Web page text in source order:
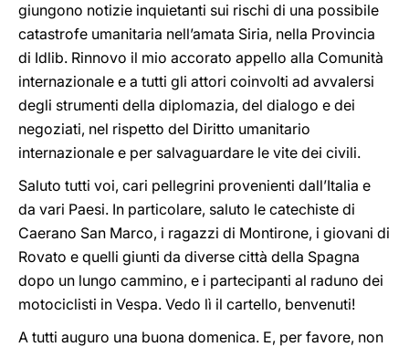
giungono notizie inquietanti sui rischi di una possibile
catastrofe umanitaria nell’amata Siria, nella Provincia
di Idlib. Rinnovo il mio accorato appello alla Comunità
internazionale e a tutti gli attori coinvolti ad avvalersi
degli strumenti della diplomazia, del dialogo e dei
negoziati, nel rispetto del Diritto umanitario
internazionale e per salvaguardare le vite dei civili.
Saluto tutti voi, cari pellegrini provenienti dall’Italia e
da vari Paesi. In particolare, saluto le catechiste di
Caerano San Marco, i ragazzi di Montirone, i giovani di
Rovato e quelli giunti da diverse città della Spagna
dopo un lungo cammino, e i partecipanti al raduno dei
motociclisti in Vespa. Vedo lì il cartello, benvenuti!
A tutti auguro una buona domenica. E, per favore, non